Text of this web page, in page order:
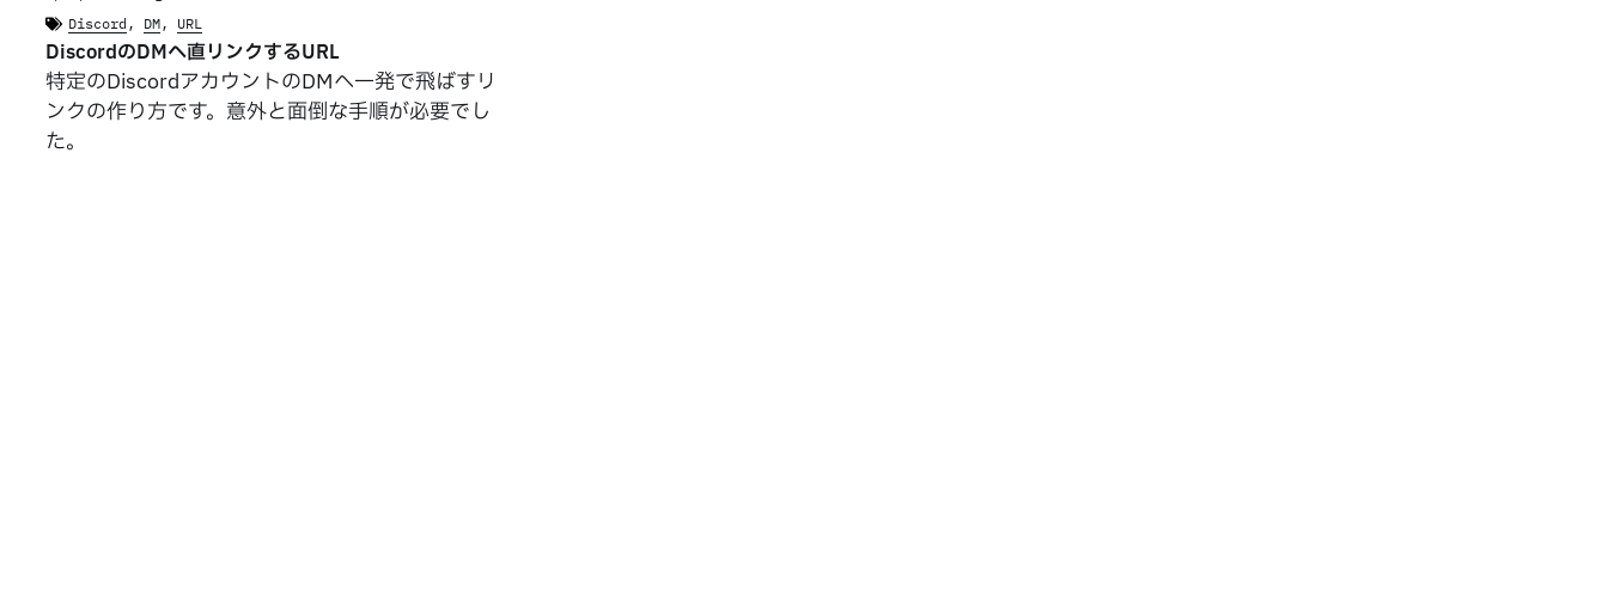
Discord , DM, URL
DiscordのDMへ直リンクするURL
特定のDiscordアカウントのDMへ一発で飛ばすリ
ンクの作り方です。意外と面倒な手順が必要でし
た。